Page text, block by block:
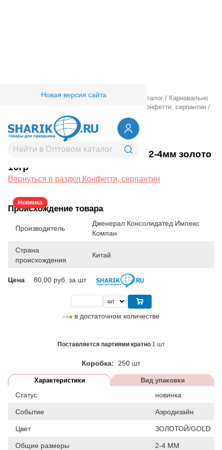
Новая версия сайта
Товары для праздника/ Оптовый каталог / Карнавально
Конфетти, серпантин /
Шарики пенопласт 2-4мм золото 10гр
1501-7069Шарики пенопласт 2-4мм золото
10гр
Вернуться в раздел Конфетти, серпантин
Новинка
Происхождение товара
Производитель
Дженерал Консолидатед Импекс
Компан
Страна
происхождения
Китай
Цена 80,00 руб. за шт
в достаточном количестве
Поставляется партиями кратно 1 шт
Коробка: 250 шт
Характеристики Вид упаковки
Статус новинка
Событие Аэродизайн
Цвет ЗОЛОТОЙ/GOLD
Общие размеры 2-4 ММ